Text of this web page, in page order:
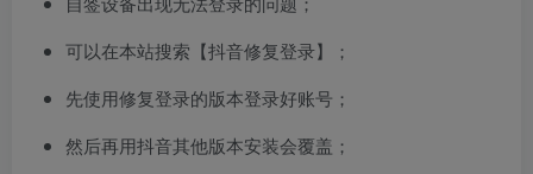
可以在本站搜索【抖音修复登录】；
先使用修复登录的版本登录好账号；
然后再用抖音其他版本安装会覆盖；